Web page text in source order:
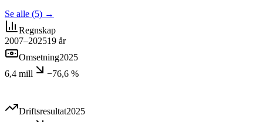
Se alle (5) →
Regnskap
2007–202519 år
Omsetning2025
6,4 mill
−76,6 %
Driftsresultat2025